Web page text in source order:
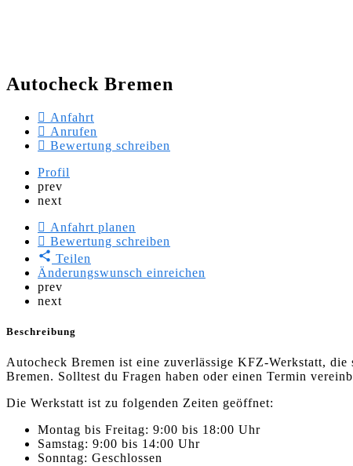
Autocheck Bremen
Anfahrt
Anrufen
Bewertung schreiben
Profil
prev
next
Anfahrt planen
Bewertung schreiben
Teilen
Änderungswunsch einreichen
prev
next
Beschreibung
Autocheck Bremen ist eine zuverlässige KFZ-Werkstatt,
Bremen. Solltest du Fragen haben oder einen Termin
Die Werkstatt ist zu folgenden Zeiten geöffnet:
Montag bis Freitag: 9:00 bis 18:00 Uhr
Samstag: 9:00 bis 14:00 Uhr
Sonntag: Geschlossen